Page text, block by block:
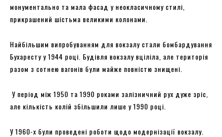
монументально та мала фасад у неокласичному стилі,
прикрашений шістьма великими колонами.
Найбільшим випробуванням для вокзалу стали бомбардування
Бухаресту у 1944 році. Будівля вокзалу вціліла, але територія
разом з сотнею вагонів були майже повністю знищені.
У період між 1950 та 1990 роками залізничний рух дуже зріс,
але кількість колій збільшили лише у 1990 році.
У 1960-х були проведені роботи щодо модернізації вокзалу.